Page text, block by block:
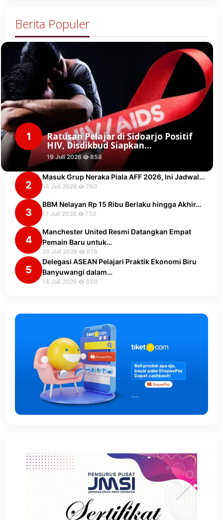
Berita Populer
1 Ratusan Pelajar di Sidoarjo Positif
HIV, Disdikbud Siapkan…
19 Juli 2026 858
2
Masuk Grup Neraka Piala AFF 2026, Ini Jadwal…
14 Juli 2026 780
3
BBM Nelayan Rp 15 Ribu Berlaku hingga Akhir…
17 Juli 2026 733
4
Manchester United Resmi Datangkan Empat
Pemain Baru untuk…
28 Juli 2026 678
5
Delegasi ASEAN Pelajari Praktik Ekonomi Biru
Banyuwangi dalam…
14 Juli 2026 650